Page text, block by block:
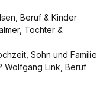
Beruf & Kinder
Tochter &
Sohn und Familie
Wolfgang Link, Beruf